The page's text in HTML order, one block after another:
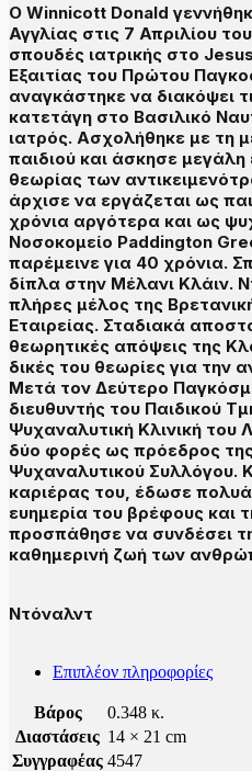
Ο Winnicott Donald
Αγγλίας στις 7 Απριλίου
σπουδές ιατρικής στο
Εξαιτίας του Πρώτου
αναγκάστηκε να διακόψει
κατετάγη στο Βασιλικό
ιατρός. Ασχολήθηκε με τη
παιδιού και άσκησε
θεωρίας των
άρχισε να εργάζεται ως
χρόνια αργότερα και ως
Νοσοκομείο Paddington
παρέμεινε για 40 χρόνια.
δίπλα στην Μέλανι Κλάιν.
πλήρες μέλος της
Εταιρείας. Σταδιακά
θεωρητικές απόψεις της
δικές του θεωρίες για την
Μετά τον Δεύτερο
διευθυντής του Παιδικού
Ψυχαναλυτική Κλινική του
δύο φορές ως πρόεδρος
Ψυχαναλυτικού Συλλόγου.
καριέρας του, έδωσε
ευημερία του βρέφους και
προσπάθησε να συνδέσει
καθημερινή ζωή των
Ντόναλντ
Επιπλέον πληροφορίες
Βάρος
0.348 κ.
Διαστάσεις 14 × 21 cm
Συγγραφέας 4547